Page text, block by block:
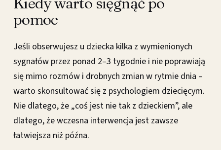
pomoc
Jeśli obserwujesz u dziecka kilka z wymienionych
sygnałów przez ponad 2–3 tygodnie i nie poprawiają
się mimo rozmów i drobnych zmian w rytmie dnia –
warto skonsultować się z psychologiem dziecięcym.
Nie dlatego, że „coś jest nie tak z dzieckiem”, ale
dlatego, że wczesna interwencja jest zawsze
łatwiejsza niż późna.